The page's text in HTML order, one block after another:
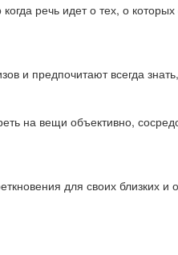
речь идет о тех, о
и предпочитают всегда
на вещи объективно,
для своих близких